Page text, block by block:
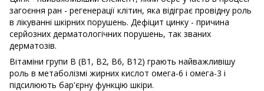
загоєння ран - регенерації клітин, яка відіграє провідну роль
в лікуванні шкірних порушень. Дефіцит цинку - причина
серйозних дерматологічних порушень, так званих
дерматозів.
Вітаміни групи B (B1, B2, B6, B12) грають найважливішу
роль в метаболізмі жирних кислот омега-6 і омега-3 і
підсилюють бар'єрну функцію шкіри.